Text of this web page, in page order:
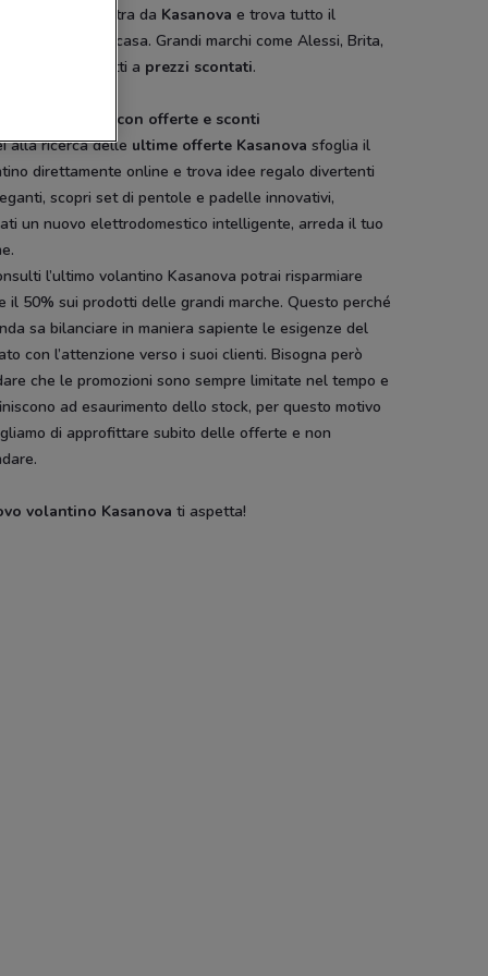
Deco Decking
specchio? Entra da Kasanova e trova tutto il
per la tua casa. Grandi marchi come Alessi, Brita,
e Foppapedretti a prezzi scontati.
Kasanova con offerte e sconti
alla ricerca delle ultime offerte Kasanova sfoglia il
direttamente online e trova idee regalo divertenti
scopri set di pentole e padelle innovativi,
un nuovo elettrodomestico intelligente, arreda il tuo
l’ultimo volantino Kasanova potrai risparmiare
il 50% sui prodotti delle grandi marche. Questo perché
sa bilanciare in maniera sapiente le esigenze del
con l’attenzione verso i suoi clienti. Bisogna però
che le promozioni sono sempre limitate nel tempo e
ad esaurimento dello stock, per questo motivo
di approfittare subito delle offerte e non
volantino Kasanova ti aspetta!